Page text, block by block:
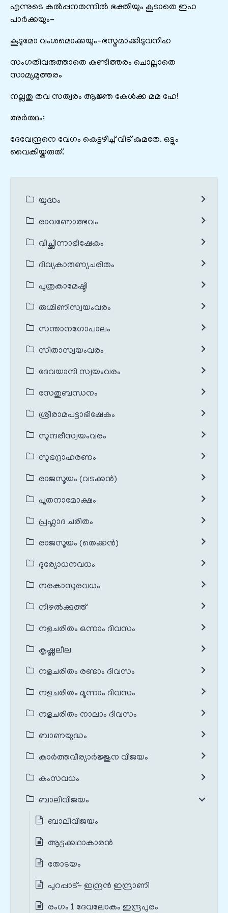
എന്നുടെ കൽപ്പനതന്നിൽ ഭക്തിയും കൂടാതെ ഇഹ
പാർക്കയും-
കൂടുമോ വംശമൊക്കയും-ഭസ്മമാക്കിടുവനിഹ
സംഗതിവരുത്താതെ കണ്ടിത്തരം ചൊല്ലാതെ
സാമ്യമുത്തരം
നല്ലതു തവ സത്വരം ആജ്ഞ കേൾക്ക മമ ഹേ!
അർത്ഥം:
ദേവേന്ദ്രനെ വേഗം കെട്ടഴിച്ച് വിട് കുമതേ. ഒട്ടും
വൈകിയ്കരുത്.
യുദ്ധം
രാവണോത്ഭവം
വിച്ഛിന്നാഭിഷേകം
ദിവ്യകാരുണ്യചരിതം
പുത്രകാമേഷ്ടി
രുഗ്മിണീസ്വയംവരം
സന്താനഗോപാലം
സീതാസ്വയംവരം
ദേവയാനി സ്വയംവരം
സേതുബന്ധനം
ശ്രീരാമപട്ടാഭിഷേകം
സുന്ദരീസ്വയംവരം
സുഭദ്രാഹരണം
രാജസൂയം (വടക്കൻ)
പൂതനാമോക്ഷം
പ്രഹ്ലാദ ചരിതം
രാജസൂയം (തെക്കൻ)
ദുര്യോധനവധം
നരകാസുരവധം
നിഴൽക്കുത്ത്
നളചരിതം ഒന്നാം ദിവസം
കൃഷ്ണലീല
നളചരിതം രണ്ടാം ദിവസം
നളചരിതം മൂന്നാം ദിവസം
നളചരിതം നാലാം ദിവസം
ബാണയുദ്ധം
കാർത്തവീര്യാർജ്ജുന വിജയം
കംസവധം
ബാലിവിജയം
ബാലിവിജയം
ആട്ടക്കഥാകാരൻ
തോടയം
പുറപ്പാട്- ഇന്ദ്രൻ ഇന്ദ്രാണി
രംഗം 1 ദേവലോകം ഇന്ദ്രപുരം